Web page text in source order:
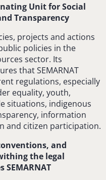
Unit for Social
Transparency
projects and actions
policies in the
sector. Its
that SEMARNAT
regulations, especially
equality, youth,
situations, indigenous
information
and citizen participation.
and
the legal